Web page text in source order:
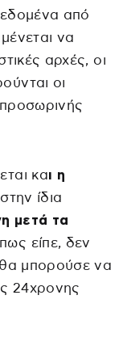
από
να
αρχές, οι
οι
και η
ίδια
μετά τα
είπε, δεν
θα μπορούσε να
24χρονης